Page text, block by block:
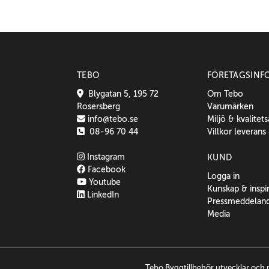
TEBO
Blygatan 5, 195 72
Rosersberg
info@tebo.se
08-96 70 44
Instagram
Facebook
Youtube
LinkedIn
Om Tebo
Varumärken
Miljö &
Villkor leverans
KUND
Logga in
Kunskap &
Media